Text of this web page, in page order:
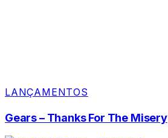
LANÇAMENTOS
Gears – Thanks For The Misery